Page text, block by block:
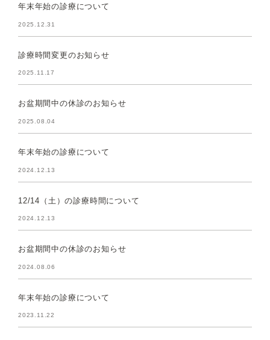
年末年始の診療について
2025.12.31
診療時間変更のお知らせ
2025.11.17
お盆期間中の休診のお知らせ
2025.08.04
年末年始の診療について
2024.12.13
12/14（土）の診療時間について
2024.12.13
お盆期間中の休診のお知らせ
2024.08.06
年末年始の診療について
2023.11.22